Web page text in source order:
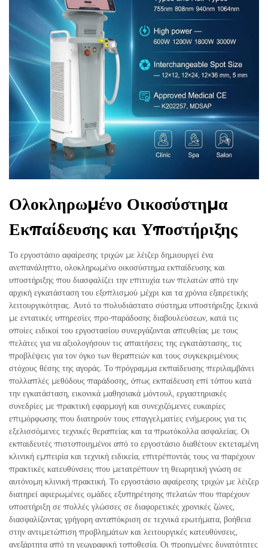
Ολοκληρωμένο Οικοσύστημα
Εκπαίδευσης και Υποστήριξης
Το εργοστάσιο αφαίρεσης τριχών με λέιζερ δημιουργεί ένα
ανεπανάληπτο, ολοκληρωμένο οικοσύστημα εκπαίδευσης και
υποστήριξης που διασφαλίζει την επιτυχία των πελατών από την
αρχική εγκατάσταση του εξοπλισμού μέχρι και τα χρόνια εξαιρετικής
λειτουργικότητας. Αυτό το πολυδιάστατο σύστημα υποστήριξης ξεκινά
με εντατικές υπηρεσίες προ-παράδοσης διαβουλεύσεων, κατά τις
οποίες ειδικοί του εργοστασίου συνεργάζονται απευθείας με τους
πελάτες για να αξιολογήσουν τις απαιτήσεις της εγκατάστασης, τις
προβλέψεις για τον όγκο των θεραπειών και τους συγκεκριμένους
στόχους θέσης της αγοράς. Το πρόγραμμα εκπαίδευσης περιλαμβάνει
πολλαπλές μεθόδους παράδοσης, όπως εκπαίδευση επί τόπου κατά
την εγκατάσταση, εικονικά μαθησιακά μόντουλ, εργαστηριακές
συνεδρίες με πρακτική εφαρμογή και συνεχιζόμενες ευκαιρίες
επιμόρφωσης που διατηρούν τους επαγγελματίες ενήμερους για τις
εξελισσόμενες τεχνικές θεραπείας και τα πρωτόκολλα ασφαλείας. Οι
εκπαιδευτές πιστοποιημένοι από το εργοστάσιο διαθέτουν εκτεταμένη
κλινική εμπειρία και τεχνική ειδικεία, επιτρέποντάς τους να παρέχουν
πρακτικές κατευθύνσεις που μετατρέπουν τη θεωρητική γνώση σε
αυτόνομη κλινική πρακτική. Το εργοστάσιο αφαίρεσης τριχών με λέιζερ
διατηρεί αφιερωμένες ομάδες εξυπηρέτησης πελατών που παρέχουν
υποστήριξη σε πολλές γλώσσες σε διαφορετικές χρονικές ζώνες,
διασφαλίζοντας γρήγορη ανταπόκριση σε τεχνικά ερωτήματα, βοήθεια
στην αντιμετώπιση προβλημάτων και λειτουργικές κατευθύνσεις,
ανεξάρτητα από τη γεωγραφική τοποθεσία. Οι προηγμένες δυνατότητες